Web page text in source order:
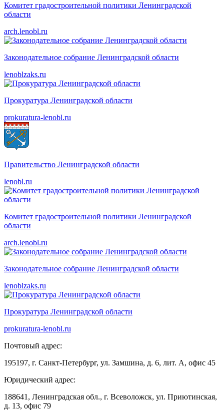
Комитет градостроительной политики Ленинградской
области
arch.lenobl.ru
Законодательное собрание Ленинградской области
lenoblzaks.ru
Прокуратура Ленинградской области
prokuratura-lenobl.ru
Правительство Ленинградской области
lenobl.ru
Комитет градостроительной политики Ленинградской
области
arch.lenobl.ru
Законодательное собрание Ленинградской области
lenoblzaks.ru
Прокуратура Ленинградской области
prokuratura-lenobl.ru
Почтовый адрес:
195197, г. Санкт-Петербург, ул. Замшина, д. 6, лит. А, офис 45
Юридический адрес:
188641, Ленинградская обл., г. Всеволожск, ул. Приютинская,
д. 13, офис 79